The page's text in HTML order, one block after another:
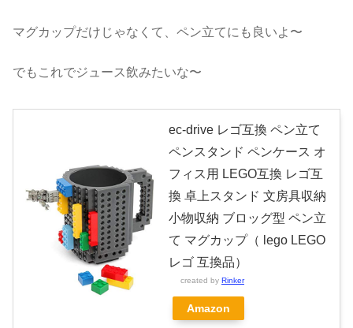
マグカップだけじゃなくて、ペン立てにも良いよ〜
でもこれでジュース飲みたいな〜
ec-drive レゴ互換 ペン立て
ペンスタンド ペンケース オ
フィス用 LEGO互換 レゴ互
換 卓上スタンド 文房具収納
小物収納 ブロッグ型 ペン立
て マグカップ（ lego LEGO
レゴ 互換品）
created by Rinker
Amazon